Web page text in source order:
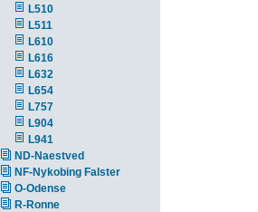
L510
L511
L610
L616
L632
L654
L757
L904
L941
ND-Naestved
NF-Nykobing Falster
O-Odense
R-Ronne